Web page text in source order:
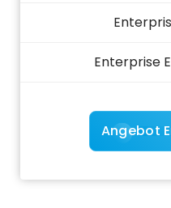
Enterprise
Angebot